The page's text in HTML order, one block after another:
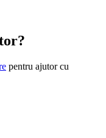
pentru ajutor cu